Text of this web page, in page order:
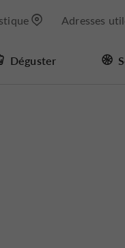
Adresses
Déguster